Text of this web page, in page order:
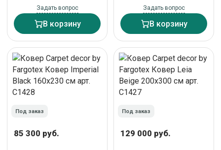
Задать вопрос
В корзину
Задать вопрос
В корзину
Под заказ
85 300 руб.
Под заказ
129 000 руб.